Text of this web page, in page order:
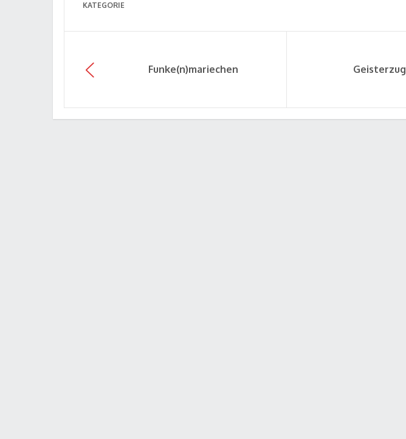
KATEGORIE
Funke(n)mariechen Geisterzug